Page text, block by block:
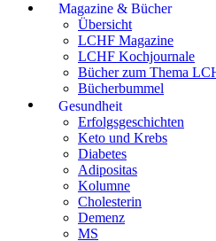
Magazine & Bücher
Übersicht
LCHF Magazine
LCHF Kochjournale
Bücher zum Thema
Bücherbummel
Gesundheit
Erfolgsgeschichten
Keto und Krebs
Diabetes
Adipositas
Kolumne
Cholesterin
Demenz
MS